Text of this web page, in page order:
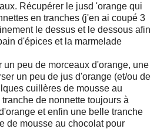
Récupérer le jusd 'orange qui
en tranches (j'en ai coupé 3
le dessus et le dessous afin
d'épices et la marmelade
un peu de morceaux d'orange, une
un peu de jus d'orange (et/ou de
cuillères de mousse au
de nonnette toujours à
et enfin une belle tranche
de mousse au chocolat pour